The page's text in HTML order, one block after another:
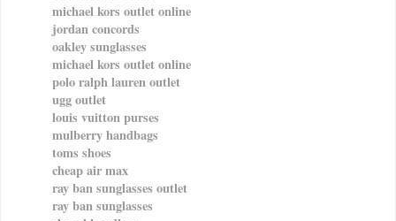
michael kors outlet online
jordan concords
oakley sunglasses
michael kors outlet online
polo ralph lauren outlet
ugg outlet
louis vuitton purses
mulberry handbags
toms shoes
cheap air max
ray ban sunglasses outlet
ray ban sunglasses